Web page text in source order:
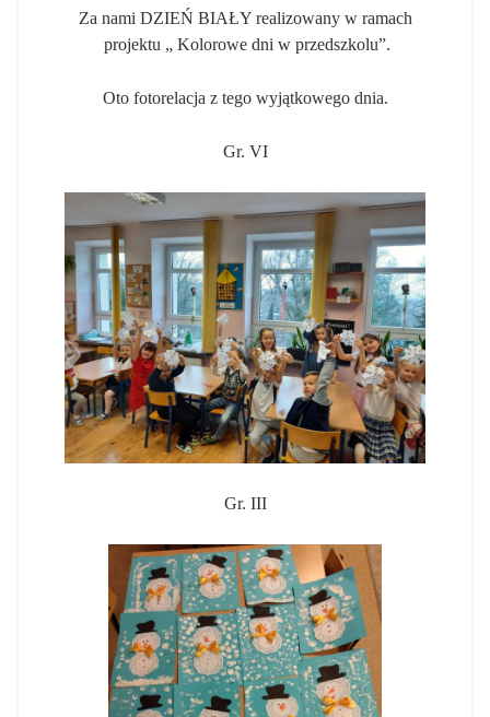
Za nami DZIEŃ BIAŁY realizowany w ramach
projektu „ Kolorowe dni w przedszkolu”.
Oto fotorelacja z tego wyjątkowego dnia.
Gr. VI
Gr. III